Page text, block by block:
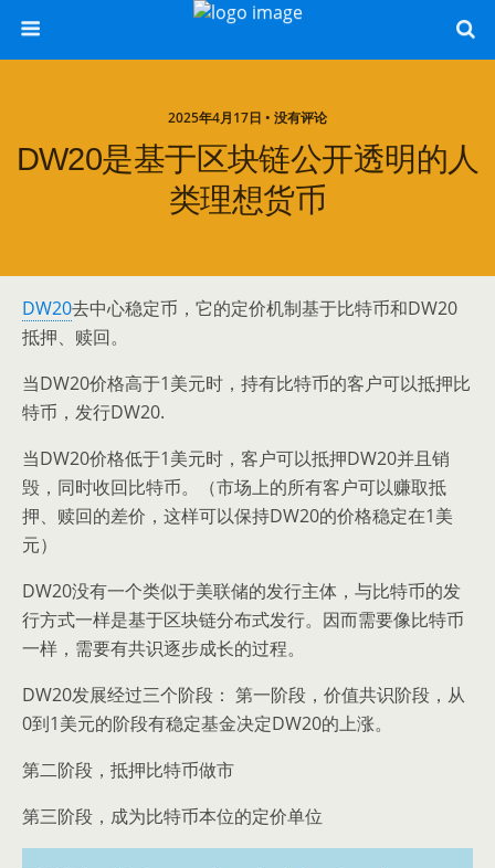
2025年4月17日 • 没有评论
DW20是基于区块链公开透明的人
类理想货币
DW20去中心稳定币，它的定价机制基于比特币和DW20
抵押、赎回。
当DW20价格高于1美元时，持有比特币的客户可以抵押比
特币，发行DW20.
当DW20价格低于1美元时，客户可以抵押DW20并且销
毁，同时收回比特币。（市场上的所有客户可以赚取抵
押、赎回的差价，这样可以保持DW20的价格稳定在1美
元）
DW20没有一个类似于美联储的发行主体，与比特币的发
行方式一样是基于区块链分布式发行。因而需要像比特币
一样，需要有共识逐步成长的过程。
DW20发展经过三个阶段： 第一阶段，价值共识阶段，从
0到1美元的阶段有稳定基金决定DW20的上涨。
第二阶段，抵押比特币做市
第三阶段，成为比特币本位的定价单位